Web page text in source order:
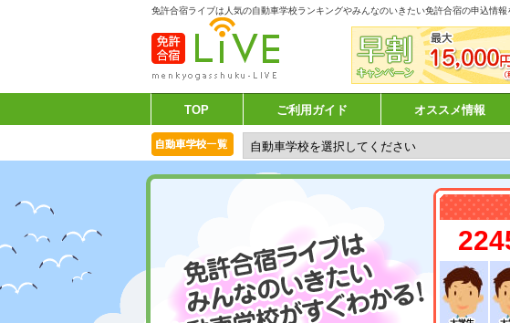
免許合宿ライブは人気の自動車学校ランキングやみんなのいきたい免許合宿の申込情報
TOP ご利用ガイド オススメ情報